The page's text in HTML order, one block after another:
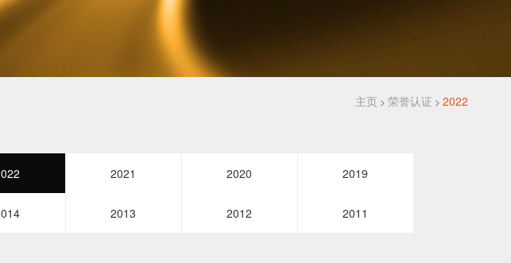
主页 >荣誉认证 >2022
2021 2020 2019
2013 2012 2011